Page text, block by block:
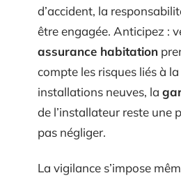
d’accident, la
être engagée. Anticipez :
assurance habitation
compte les risques liés à
installations neuves, la
de l’installateur reste une
pas négliger.
La vigilance s’impose